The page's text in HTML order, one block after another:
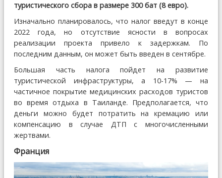
туристического сбора в размере 300 бат (8 евро).
Изначально планировалось, что налог введут в конце
2022 года, но отсутствие ясности в вопросах
реализации проекта привело к задержкам. По
последним данным, он может быть введен в сентябре.
Большая часть налога пойдет на развитие
туристической инфраструктуры, а 10-17% — на
частичное покрытие медицинских расходов туристов
во время отдыха в Таиланде. Предполагается, что
деньги можно будет потратить на кремацию или
компенсацию в случае ДТП с многочисленными
жертвами.
Франция